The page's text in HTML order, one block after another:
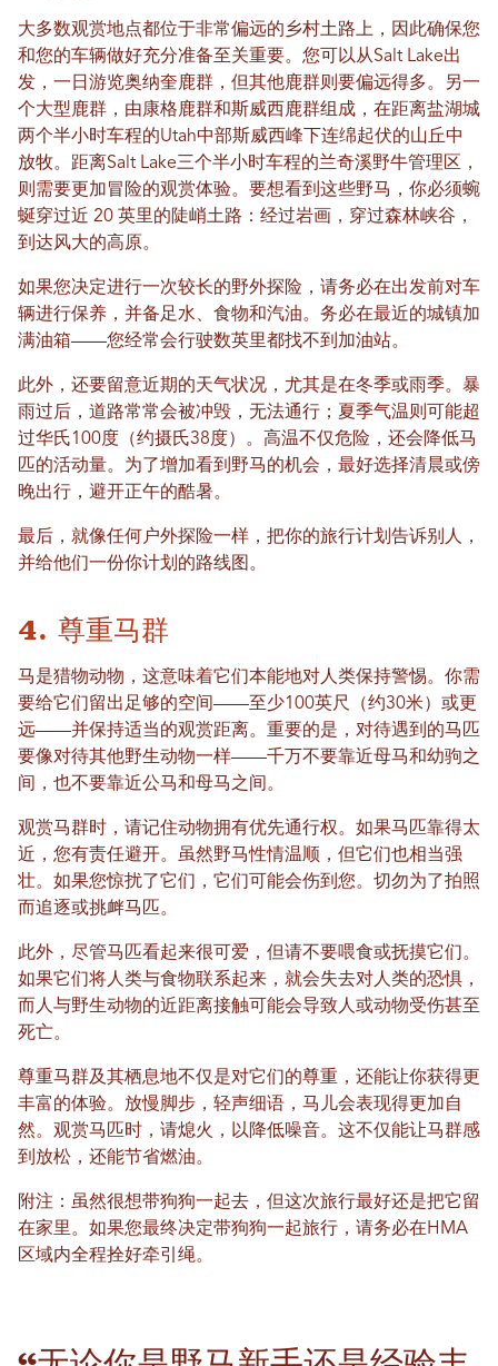
大多数观赏地点都位于非常偏远的乡村土路上，因此确保您
和您的车辆做好充分准备至关重要。您可以从Salt Lake出
发，一日游览奥纳奎鹿群，但其他鹿群则要偏远得多。另一
个大型鹿群，由康格鹿群和斯威西鹿群组成，在距离盐湖城
两个半小时车程的Utah中部斯威西峰下连绵起伏的山丘中
放牧。距离Salt Lake三个半小时车程的兰奇溪野牛管理区，
则需要更加冒险的观赏体验。要想看到这些野马，你必须蜿
蜒穿过近 20 英里的陡峭土路：经过岩画，穿过森林峡谷，
到达风大的高原。
如果您决定进行一次较长的野外探险，请务必在出发前对车
辆进行保养，并备足水、食物和汽油。务必在最近的城镇加
满油箱——您经常会行驶数英里都找不到加油站。
此外，还要留意近期的天气状况，尤其是在冬季或雨季。暴
雨过后，道路常常会被冲毁，无法通行；夏季气温则可能超
过华氏100度（约摄氏38度）。高温不仅危险，还会降低马
匹的活动量。为了增加看到野马的机会，最好选择清晨或傍
晚出行，避开正午的酷暑。
最后，就像任何户外探险一样，把你的旅行计划告诉别人，
并给他们一份你计划的路线图。
4. 尊重马群
马是猎物动物，这意味着它们本能地对人类保持警惕。你需
要给它们留出足够的空间——至少100英尺（约30米）或更
远——并保持适当的观赏距离。重要的是，对待遇到的马匹
要像对待其他野生动物一样——千万不要靠近母马和幼驹之
间，也不要靠近公马和母马之间。
观赏马群时，请记住动物拥有优先通行权。如果马匹靠得太
近，您有责任避开。虽然野马性情温顺，但它们也相当强
壮。如果您惊扰了它们，它们可能会伤到您。切勿为了拍照
而追逐或挑衅马匹。
此外，尽管马匹看起来很可爱，但请不要喂食或抚摸它们。
如果它们将人类与食物联系起来，就会失去对人类的恐惧，
而人与野生动物的近距离接触可能会导致人或动物受伤甚至
死亡。
尊重马群及其栖息地不仅是对它们的尊重，还能让你获得更
丰富的体验。放慢脚步，轻声细语，马儿会表现得更加自
然。观赏马匹时，请熄火，以降低噪音。这不仅能让马群感
到放松，还能节省燃油。
附注：虽然很想带狗狗一起去，但这次旅行最好还是把它留
在家里。如果您最终决定带狗狗一起旅行，请务必在HMA
区域内全程拴好牵引绳。